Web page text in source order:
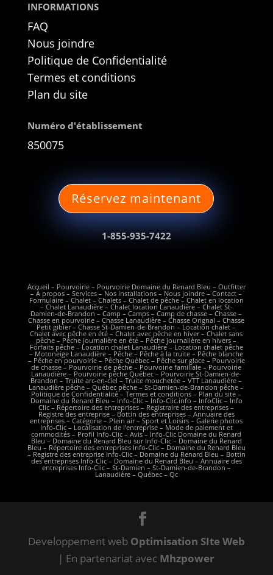
INFORMATIONS
FAQ
Nous joindre
Politique de Confidentialité
Termes et conditions
Plan du site
Numéro d'établissement
850075
Réservez maintenant
1-855-935-7422
Accueil – Pourvoirie – Pourvoirie Domaine du Renard Bleu – Outfitter
–À propos –Services – Nos installations – Nous joindre –Contact –
Formulaire– Chalet– Chalets– Chalet de pêche– Chalet en location
– Chalet Lanaudière– Chalet location Lanaudière– Chalet St-
Damien-de-Brandon –Camp –Camps –Camp de chasse –Chasse –
Chasse en pourvoirie – Chasse Lanaudière –Chasse Orignal –Chasse
Petit gibier– Chasse St-Damien-de-Brandon – Location chalet –
Chalet avec pêche en été – Chalet avec pêche en hiver – Chalet sans
pêche – Pêche journalière en été – Pêche journalière en hivers –
Forfaits pêche– Location chalet Lanaudière– Location chalet pêche
– Motoneige Lanaudière – Pêche – Pêche à la truite – Pêche blanche
– Pêche en pourvoirie– Pêche Québec – Pêche sur glace– Pourvoirie
de chasse – Pourvoirie de pêche – Pourvoirie familiale – Pourvoirie
Lanaudière – Pourvoirie pêche Québec – Pourvoirie St-Damien-de-
Brandon – Truite arc-en-ciel – Truite mouchetée – VTT Lanaudière –
Lanaudière pêche – Québec pêche – St-Damien-de-Brandon pêche –
Politique de Confidentialité–Termes et conditions – Plan du site –
Domaine du Renard Bleu – Info-Clic– Info-Clic.info – InfoClic– Info
Clic – Répertoire des entreprises – Registraire des entreprises –
Registre des entreprise– Bottin des entreprises– Annuaire des
entreprises –Catégorie – Plein air – Sport et Loisirs –Galerie photos
Info-Clic– Localisation de l’entreprise– Mode de paiement et
commodités – Profil Info-Clic –Avis – Info-Clic Domaine du Renard
Bleu – Domaine du Renard Bleu sur Info-Clic – Domaine du Renard
Bleu – Répertoire des entreprises Info-Clic – Domaine du Renard Bleu
– Registre des entreprise Info-Clic – Domaine du Renard Bleu – Bottin
des entreprises Info-Clic – Domaine du Renard Bleu – Annuaire des
entreprises Info-Clic– St-Damien – St-Damien-de-Brandon –
Lanaudière – Québec – Qc
Developpement web Optimisation SIte Web
| En partenariat avec Mhzpower